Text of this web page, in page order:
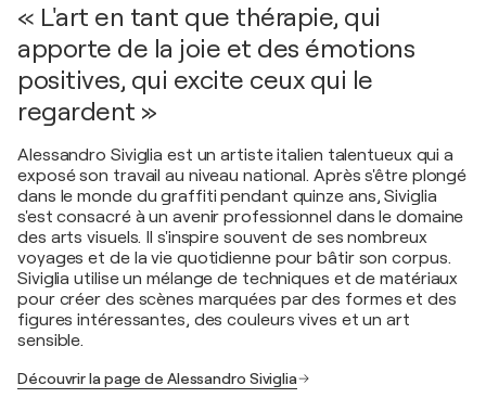
« L'art en tant que thérapie, qui
apporte de la joie et des émotions
positives, qui excite ceux qui le
regardent »
Alessandro Siviglia est un artiste italien talentueux qui a
exposé son travail au niveau national. Après s'être plongé
dans le monde du graffiti pendant quinze ans, Siviglia
s'est consacré à un avenir professionnel dans le domaine
des arts visuels. Il s'inspire souvent de ses nombreux
voyages et de la vie quotidienne pour bâtir son corpus.
Siviglia utilise un mélange de techniques et de matériaux
pour créer des scènes marquées par des formes et des
figures intéressantes, des couleurs vives et un art
sensible.
Découvrir la page de Alessandro Siviglia